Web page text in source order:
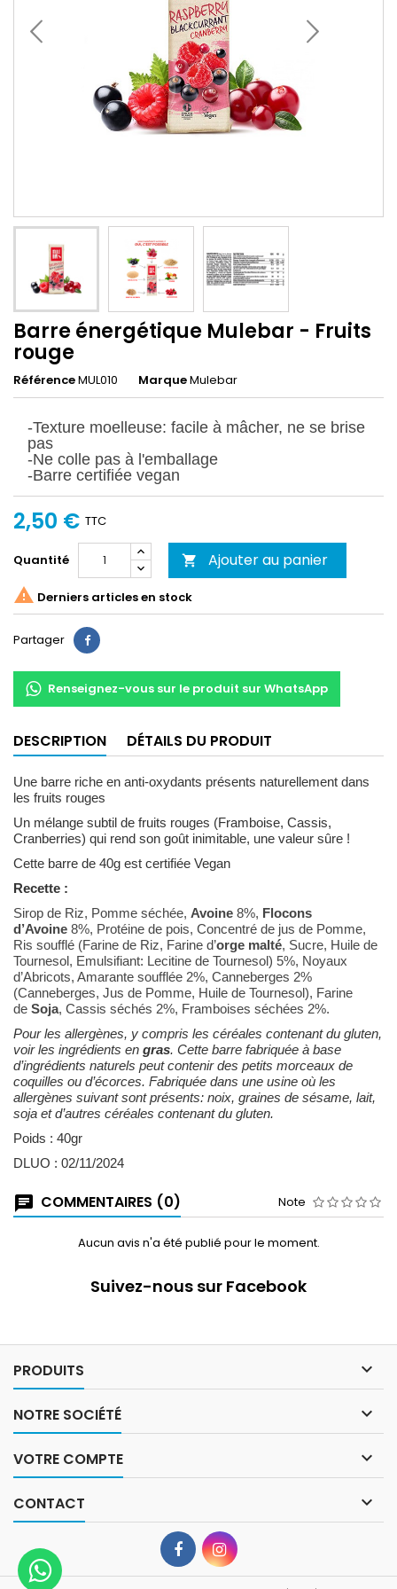
Barre énergétique Mulebar - Fruits
rouge
RéférenceMUL010 MarqueMulebar
-Texture moelleuse: facile à mâcher, ne se brise
pas
-Ne colle pas à l'emballage
-Barre certifiée vegan
2,50 € TTC
Quantité  Ajouter au panier
 Derniers articles en stock
Partager Partager
Renseignez-vous sur le produit sur WhatsApp
DESCRIPTION DÉTAILS DU PRODUIT
Une barre riche en anti-oxydants présents naturellement dans
les fruits rouges
Un mélange subtil de fruits rouges (Framboise, Cassis,
Cranberries) qui rend son goût inimitable, une valeur sûre !
Cette barre de 40g est certifiée Vegan
Recette :
Sirop de Riz, Pomme séchée, Avoine 8%, Flocons
d’Avoine 8%, Protéine de pois, Concentré de jus de Pomme,
Ris soufflé (Farine de Riz, Farine d’orge malté, Sucre, Huile de
Tournesol, Emulsifiant: Lecitine de Tournesol) 5%, Noyaux
d’Abricots, Amarante soufflée 2%, Canneberges 2%
(Canneberges, Jus de Pomme, Huile de Tournesol), Farine
de Soja, Cassis séchés 2%, Framboises séchées 2%.
Pour les allergènes, y compris les céréales contenant du gluten,
voir les ingrédients en gras. Cette barre fabriquée à base
d’ingrédients naturels peut contenir des petits morceaux de
coquilles ou d’écorces. Fabriquée dans une usine où les
allergènes suivant sont présents: noix, graines de sésame, lait,
soja et d’autres céréales contenant du gluten.
Poids : 40gr
DLUO : 02/11/2024
COMMENTAIRES (0) Note
Aucun avis n'a été publié pour le moment.
Suivez-nous sur Facebook
PRODUITS 
NOTRE SOCIÉTÉ 
VOTRE COMPTE 
CONTACT 
FacebookInstagram